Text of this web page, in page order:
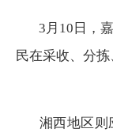
3月10日，
民在采收、分
湘西地区则应